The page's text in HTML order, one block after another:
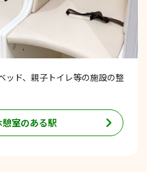
ッド、親子トイレ等の施設の整
室のある駅